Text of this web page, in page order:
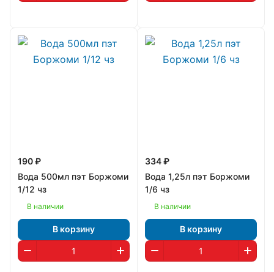
190 ₽
Вода 500мл пэт Боржоми
1/12 чз
В наличии
В корзину
334 ₽
Вода 1,25л пэт Боржоми
1/6 чз
В наличии
В корзину